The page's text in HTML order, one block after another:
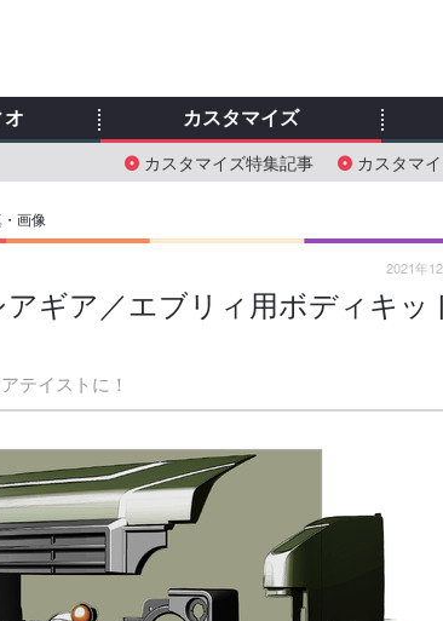
オ カスタマイズ
カスタマイズ特集記事 カスタマ
画像
ギア／エブリィ用ボディキッ
テイストに！
2021年